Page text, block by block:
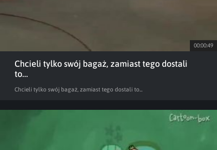
00:00:49
Chcieli tylko swój bagaż, zamiast tego dostali
to...
Chcieli tylko swój bagaż, zamiast tego dostali to...